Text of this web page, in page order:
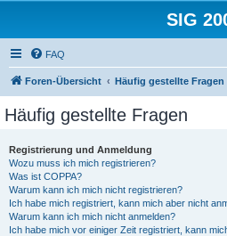
SIG
FAQ
Foren-Übersicht Häufig gestellte Fragen
Häufig gestellte Fragen
Registrierung und Anmeldung
Wozu muss ich mich registrieren?
Was ist COPPA?
Warum kann ich mich nicht registrieren?
Ich habe mich registriert, kann mich aber nicht
Warum kann ich mich nicht anmelden?
Ich habe mich vor einiger Zeit registriert, kann